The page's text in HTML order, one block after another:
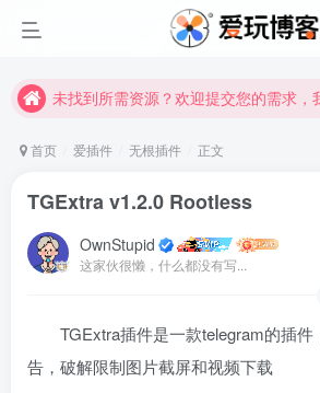
未找到所需资源？欢迎提交您的需求
未找到所需资源？欢迎提交您的需求，
首页 爱插件 无根插件 正文
TGExtra v1.2.0 Rootless
OwnStupid
这家伙很懒，什么都没有写...
TGExtra插件是一款telegram的插
告，破解限制图片截屏和视频下载